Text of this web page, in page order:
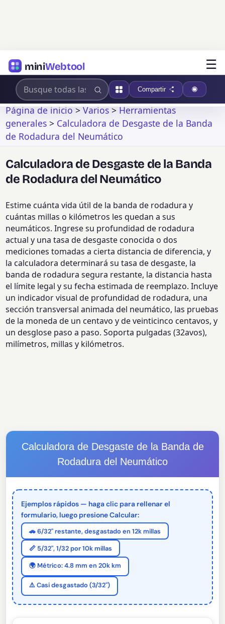
miniWebtool ☰
Compartir
Página de inicio>Varios>Herramientas
generales > Calculadora de Desgaste de la Banda
de Rodadura del Neumático
Calculadora de Desgaste de la Banda
de Rodadura del Neumático
Estime cuánta vida útil de la banda de rodadura y
cuántas millas o kilómetros les quedan a sus
neumáticos. Ingrese su profundidad de rodadura
actual y una tasa de desgaste conocida o dos
mediciones tomadas a cierta distancia de diferencia, y
la calculadora determinará su tasa de desgaste, la
banda de rodadura segura restante, la distancia hasta
el límite legal y su fecha estimada de reemplazo. Incluye
un indicador visual de profundidad de rodadura, una
sección transversal animada del neumático, las pruebas
de la moneda de un centavo y de veinticinco centavos, y
un desglose paso a paso. Soporta pulgadas (32avos),
milímetros, millas y kilómetros.
Calculadora de Desgaste de la Banda de
Rodadura del Neumático
Ejemplos rápidos — haga clic para rellenar el
formulario, luego presione Calcular:
🚗 6/32" restante, desgastado en 12k millas
📏 5/32", 1/32 por 10k millas
🌍 Métrico: 4.8 mm en 20k km
⚠️ Casi desgastado (3/32")